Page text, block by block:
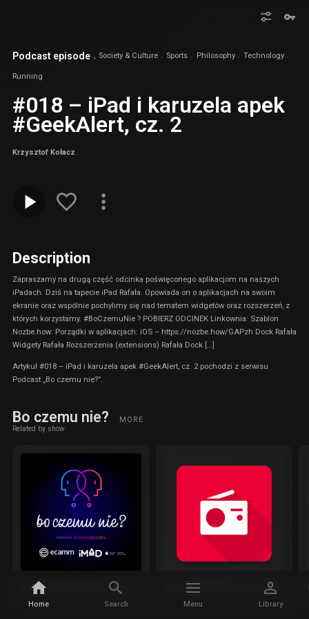
Home Search Menu Library
Podcast episode Society & Culture Sports Philosophy Technology
Running
#018 – iPad i karuzela apek
#GeekAlert, cz. 2
Krzysztof Kołacz
Description
Zapraszamy na drugą część odcinka poświęconego aplikacjom na naszych
iPadach. Dziś na tapecie iPad Rafała. Opowiada on o aplikacjach na swoim
ekranie oraz wspólnie pochylimy się nad tematem widgetów oraz rozszerzeń, z
których korzystamy. #BoCzemuNie ? POBIERZ ODCINEK Linkownia: Szablon
Nozbe.how: Porządki w aplikacjach: iOS – https://nozbe.how/GAPzh Dock Rafała
Widgety Rafała Rozszerzenia (extensions) Rafała Dock […]
Artykuł #018 – iPad i karuzela apek #GeekAlert, cz. 2 pochodzi z serwisu
Podcast „Bo czemu nie?”
Bo czemu nie? MORE
Related by show
#318 – Aplikacje, dla których istnieje macOS#317 – Daniel Olszewski, obniżki